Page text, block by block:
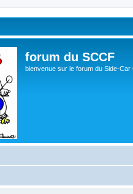
forum du SCCF
bienvenue sur le forum du Side-Car